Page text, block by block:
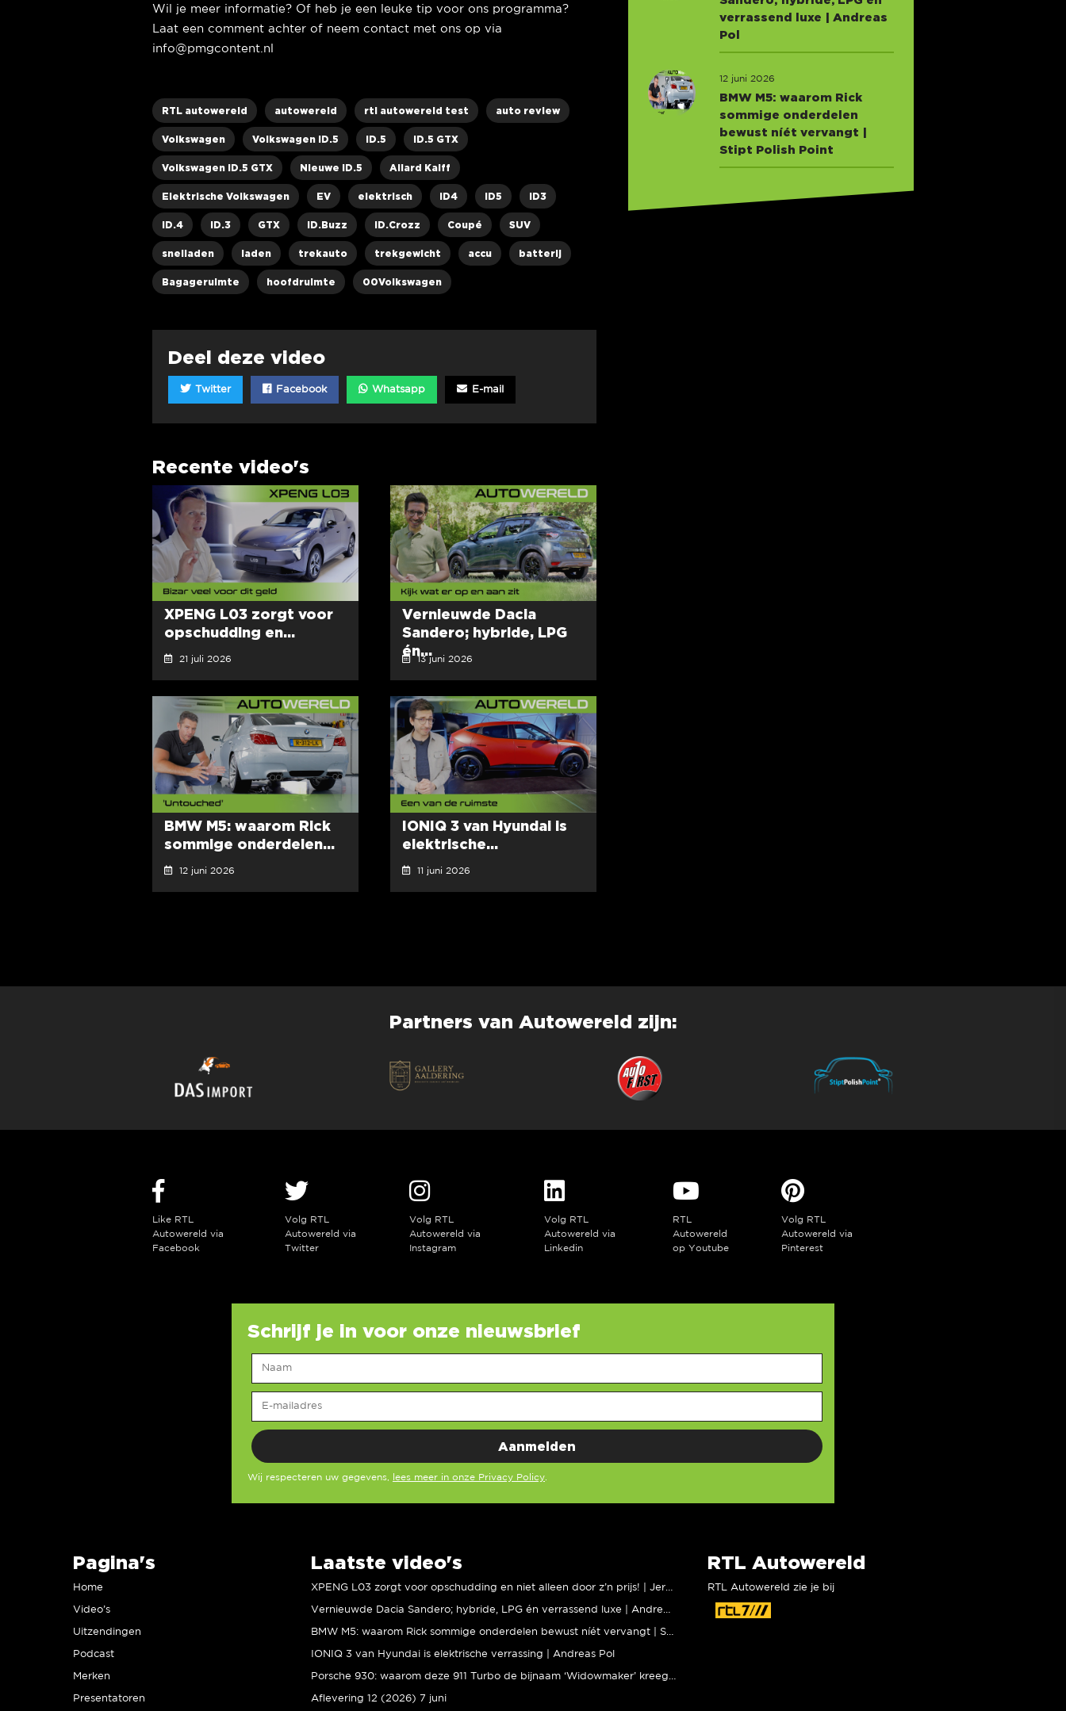
Wil je meer informatie? Of heb je een leuke tip voor ons programma?
Laat een comment achter of neem contact met ons op via
info@pmgcontent.nl
RTL autowereld autowereld rtl autowereld test auto review
Volkswagen Volkswagen ID.5 ID.5 ID.5 GTX
Volkswagen ID.5 GTX Nieuwe ID.5 Allard Kalff
Elektrische Volkswagen EV elektrisch ID4 ID5 ID3
ID.4 ID.3 GTX ID.Buzz ID.Crozz Coupé SUV
snelladen laden trekauto trekgewicht accu batterij
Bagageruimte hoofdruimte 00Volkswagen
Deel deze video
Twitter Facebook Whatsapp E-mail
Recente video's
XPENG L03 zorgt voor
opschudding en...
21 juli 2026
Vernieuwde Dacia
Sandero; hybride, LPG
én...
13 juni 2026
BMW M5: waarom Rick
sommige onderdelen...
12 juni 2026
IONIQ 3 van Hyundai is
elektrische...
11 juni 2026
verrassend luxe | Andreas
Pol
12 juni 2026
BMW M5: waarom Rick
sommige onderdelen
bewust níét vervangt |
Stipt Polish Point
Partners van Autowereld zijn:
Like RTL
Autowereld via
Facebook
Volg RTL
Autowereld via
Twitter
Volg RTL
Autowereld via
Instagram
Volg RTL
Autowereld via
Linkedin
RTL
Autowereld
op Youtube
Volg RTL
Autowereld via
Pinterest
Schrijf je in voor onze nieuwsbrief
Wij respecteren uw gegevens, lees meer in onze Privacy Policy
Pagina's
Home
Video’s
Uitzendingen
Podcast
Merken
Presentatoren
Laatste video's
IONIQ 3 van Hyundai is elektrische verrassing | Andreas Pol
Aflevering 12 (2026) 7 juni
RTL Autowereld
RTL Autowereld zie je bij